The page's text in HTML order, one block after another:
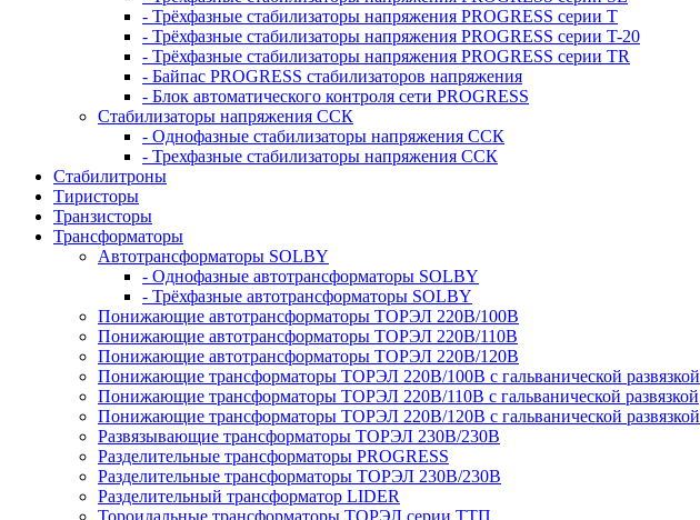
- Трёхфазные стабилизаторы напряжения PROGRESS серии T
- Трёхфазные стабилизаторы напряжения PROGRESS серии T-20
- Трёхфазные стабилизаторы напряжения PROGRESS серии TR
- Байпас PROGRESS стабилизаторов напряжения
- Блок автоматического контроля сети PROGRESS
Стабилизаторы напряжения ССК
- Однофазные стабилизаторы напряжения ССК
- Трехфазные стабилизаторы напряжения ССК
Стабилитроны
Тиристоры
Транзисторы
Трансформаторы
Автотрансформаторы SOLBY
- Однофазные автотрансформаторы SOLBY
- Трёхфазные автотрансформаторы SOLBY
Понижающие автотрансформаторы ТОРЭЛ 220В/100В
Понижающие автотрансформаторы ТОРЭЛ 220В/110В
Понижающие автотрансформаторы ТОРЭЛ 220В/120В
Понижающие трансформаторы ТОРЭЛ 220В/100В с гальванической развязкой
Понижающие трансформаторы ТОРЭЛ 220В/110В с гальванической развязкой
Понижающие трансформаторы ТОРЭЛ 220В/120В с гальванической развязкой
Развязывающие трансформаторы ТОРЭЛ 230В/230В
Разделительные трансформаторы PROGRESS
Разделительные трансформаторы ТОРЭЛ 230В/230В
Разделительный трансформатор LIDER
Тороидальные трансформаторы ТОРЭЛ серии ТТП